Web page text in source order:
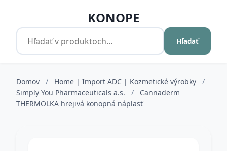
KONOPE
Hľadať
Domov / Home | Import ADC | Kozmetické výrobky
/
Simply You Pharmaceuticals a.s.
/
Cannaderm
THERMOLKA hrejivá konopná náplasť